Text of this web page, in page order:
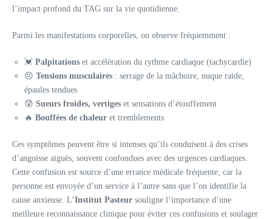
l’impact profond du TAG sur la vie quotidienne.
Parmi les manifestations corporelles, on observe fréquemment :
💓 Palpitations et accélération du rythme cardiaque (tachycardie)
😣 Tensions musculaires : serrage de la mâchoire, nuque raide,
épaules tendues
😰 Sueurs froides, vertiges et sensations d’étouffement
🔥 Bouffées de chaleur et tremblements
Ces symptômes peuvent être si intenses qu’ils conduisent à des crises
d’angoisse aiguës, souvent confondues avec des urgences cardiaques.
Cette confusion est source d’une errance médicale fréquente, car la
personne est envoyée d’un service à l’autre sans que l’on identifie la
cause anxieuse. L’Institut Pasteur souligne l’importance d’une
meilleure reconnaissance clinique pour éviter ces confusions et soulager